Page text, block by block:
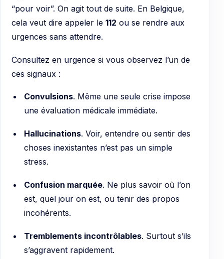
“pour voir”. On agit tout de suite. En Belgique,
cela veut dire appeler le 112 ou se rendre aux
urgences sans attendre.
Consultez en urgence si vous observez l’un de
ces signaux :
Convulsions. Même une seule crise impose
une évaluation médicale immédiate.
Hallucinations. Voir, entendre ou sentir des
choses inexistantes n’est pas un simple
stress.
Confusion marquée. Ne plus savoir où l’on
est, quel jour on est, ou tenir des propos
incohérents.
Tremblements incontrôlables. Surtout s’ils
s’aggravent rapidement.